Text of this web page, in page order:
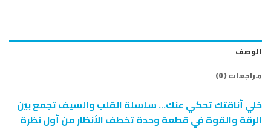
الوصف
مراجعات (0)
خلي أناقتك تحكي عنك… سلسلة القلب والسيف تجمع بين
الرقة والقوة في قطعة وحدة تخطف الأنظار من أول نظرة